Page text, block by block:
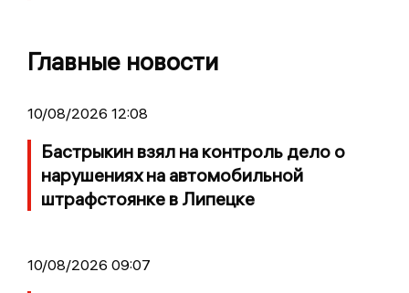
Главные новости
10/08/2026 12:08
Бастрыкин взял на контроль дело о
нарушениях на автомобильной
штрафстоянке в Липецке
10/08/2026 09:07